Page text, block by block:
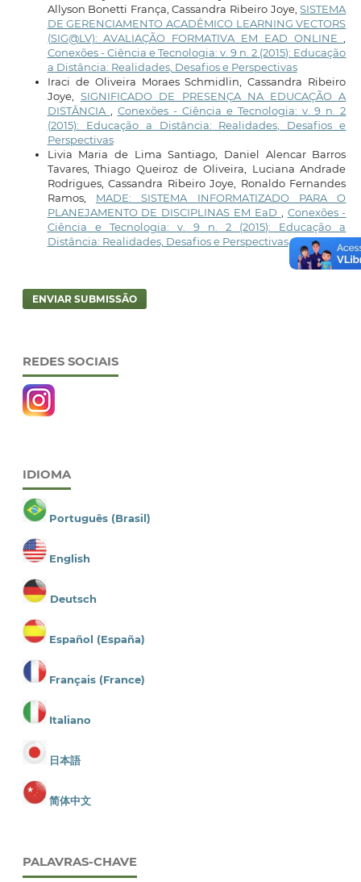
Allyson Bonetti França, Cassandra Ribeiro Joye,SISTEMA
DE GERENCIAMENTO ACADÊMICO LEARNING VECTORS
(SIG@LV): AVALIAÇÃO FORMATIVA EM EAD ONLINE
Conexões - Ciência e Tecnologia: v. 9 n. 2 (2015): Educação
a Distância: Realidades, Desafios e Perspectivas
Iraci de Oliveira Moraes Schmidlin, Cassandra Ribeiro
Joye, SIGNIFICADO DE PRESENÇA NA EDUCAÇÃO A
DISTÂNCIA
Conexões - Ciência e Tecnologia: v. 9 n. 2
(2015): Educação a Distância: Realidades, Desafios e
Perspectivas
Livia Maria de Lima Santiago, Daniel Alencar Barros
Tavares, Thiago Queiroz de Oliveira, Luciana Andrade
Rodrigues, Cassandra Ribeiro Joye, Ronaldo Fernandes
Ramos, MADE: SISTEMA INFORMATIZADO PARA O
PLANEJAMENTO DE DISCIPLINAS EM EaD
Conexões -
Ciência e Tecnologia: v. 9 n. 2 (2015): Educação a
Distância: Realidades, Desafios e Perspectivas
ENVIAR SUBMISSÃO
REDES SOCIAIS
IDIOMA
Português (Brasil)
English
Deutsch
Español (España)
Français (France)
Italiano
日本語
简体中文
PALAVRAS-CHAVE